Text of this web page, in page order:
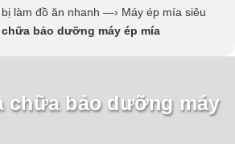
làm đồ ăn nhanh —› Máy ép mía siêu
bảo dưỡng máy ép mía
chữa bảo dưỡng máy